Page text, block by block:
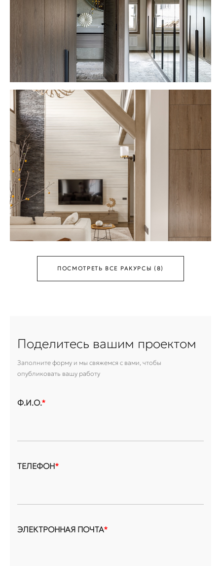
ПОСМОТРЕТЬ ВСЕ РАКУРСЫ (8)
Поделитесь вашим проектом
Заполните форму и мы свяжемся с вами, чтобы
опубликовать вашу работу
Ф.И.О.*
ТЕЛЕФОН*
ЭЛЕКТРОННАЯ ПОЧТА*